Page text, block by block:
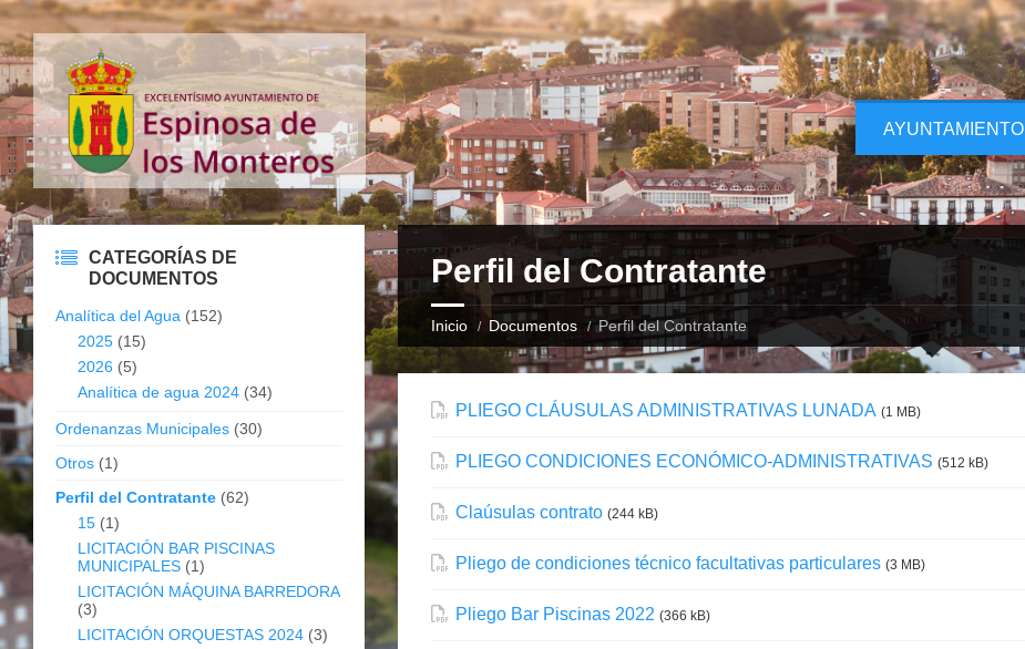
AYUNTAMIENTO
Perfil del Contratante
Inicio Documentos Perfil del Contratante
PLIEGO CLÁUSULAS ADMINISTRATIVAS LUNADA (1 MB)
PLIEGO CONDICIONES ECONÓMICO-ADMINISTRATIVAS (512 kB)
Claúsulas contrato (244 kB)
Pliego de condiciones técnico facultativas particulares (3 MB)
Pliego Bar Piscinas 2022 (366 kB)
CATEGORÍAS DE
DOCUMENTOS
Analítica del Agua (152)
2025 (15)
2026 (5)
Analítica de agua 2024 (34)
Ordenanzas Municipales (30)
Otros (1)
Perfil del Contratante (62)
15 (1)
LICITACIÓN BAR PISCINAS
MUNICIPALES (1)
LICITACIÓN MÁQUINA BARREDORA
(3)
LICITACIÓN ORQUESTAS 2024 (3)